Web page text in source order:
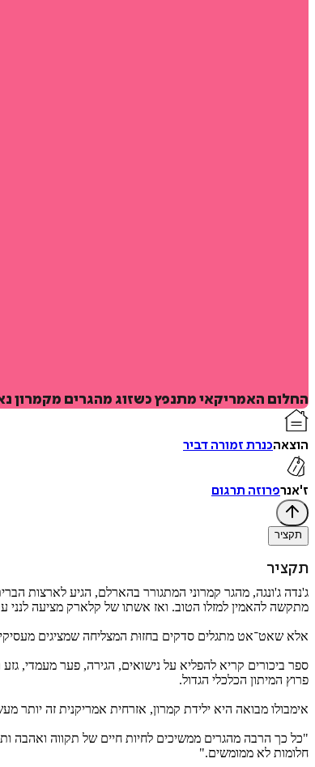
החלום האמריקאי מתנפץ כשזוג מהגרים מקמרון
הוצאהכנרת זמורה דביר
ז'אנרפרוזה תרגום
תקציר
תקציר
ג'נדה ג'ונגה, מהגר קמרוני המתגורר בהארלם, הגיע לארצות
מתקשה להאמין למזלו הטוב. ואז אשתו של קלארק מציעה לנני
אלא שאט־אט מתגלים סדקים בחזוּת המצליחה שמציגים
ספר ביכורים קריא להפליא על נישואים, הגירה, פער מעמדי,
פרוץ המיתון הכלכלי הגדול.
אימבולו מבואה היא ילידת קמרון, אזרחית אמריקנית זה יותר
"כל כך הרבה מהגרים ממשיכים לחיות חיים של תקווה ואהבה
חלומות לא ממומשים."